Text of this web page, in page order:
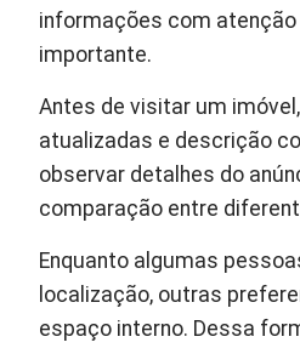
informações com
importante.
Antes de visitar um
atualizadas e descrição
observar detalhes do
comparação entre
Enquanto algumas
localização, outras
espaço interno. Dessa